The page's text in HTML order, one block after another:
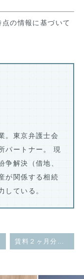
の情報に基づいて
。東京弁護士会
パートナー。 現
争解決（借地、
が関係する相続
している。
賃料２ヶ月分の滞納で賃貸借契約の解除を認めた裁判例